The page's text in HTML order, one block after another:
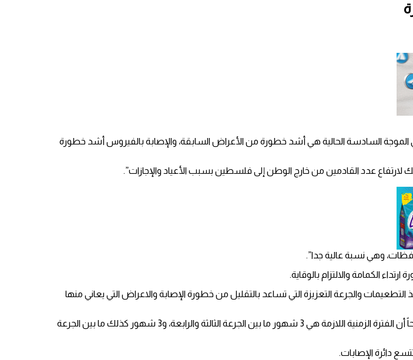
الموجة السادسة الحالية هي أشد خطورة من الأعراض السابقة، والإصابة بالفيروس أشد خطورة
لارتفاع عدد القادمين من خارج الوطن إلى فلسطين بسبب الأعياد والإجازات”.
الكمامة والالتزام بالوقاية.
والجرعة التعزيزة التي تساعد بالتقليل من خطورة الإصابة والاعراض التي يعاني منها
وأكد على ضرورة أخذ الجرعات التعزيزية، الرابعة لمن أتم الـ3 جرعات، والثالثة لمن أخذ جرعتين فقط، موضحاً أن الفترة الزمنية اللازمة هي 3 شهور ما بين الجرعة الثالثة والرابعة، و3 شهور كذلك ما بين الجرعة